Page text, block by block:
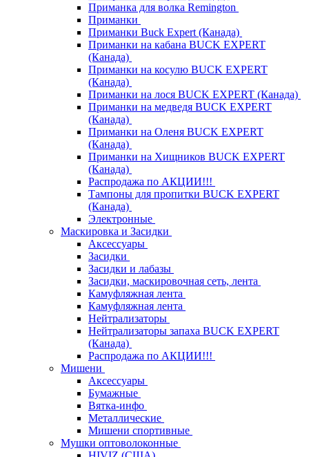
Приманка для волка Remington
Приманки
Приманки Buck Expert (Канада)
Приманки на кабана BUCK EXPERT
(Канада)
Приманки на косулю BUCK EXPERT
(Канада)
Приманки на лося BUCK EXPERT (Канада)
Приманки на медведя BUCK EXPERT
(Канада)
Приманки на Оленя BUCK EXPERT
(Канада)
Приманки на Хищников BUCK EXPERT
(Канада)
Распродажа по АКЦИИ!!!
Тампоны для пропитки BUCK EXPERT
(Канада)
Электронные
Маскировка и Засидки
Аксессуары
Засидки
Засидки и лабазы
Засидки, маскировочная сеть, лента
Камуфляжная лента
Камуфляжная лента
Нейтрализаторы
Нейтрализаторы запаха BUCK EXPERT
(Канада)
Распродажа по АКЦИИ!!!
Мишени
Аксессуары
Бумажные
Вятка-инфо
Металлические
Мишени спортивные
Мушки оптоволоконные